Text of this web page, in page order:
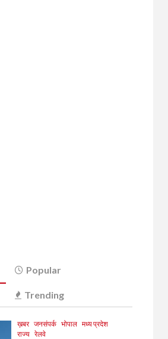
Popular
Trending
ख़बर जनसंपर्क भोपाल मध्य प्रदेश
राज्य रेलवे